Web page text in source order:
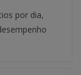
por dia,